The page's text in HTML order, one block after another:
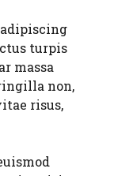
turpis
massa
non,
risus,